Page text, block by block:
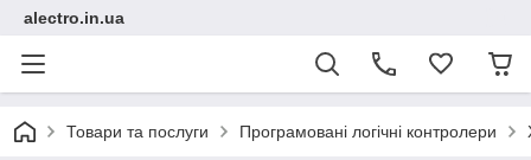
alectro.in.ua
Товари та послуги Програмовані логічні контролери